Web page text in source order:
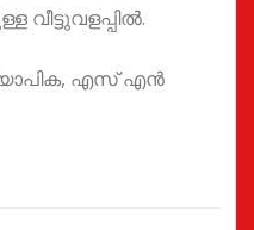
വീട്ടുവളപ്പിൽ.
എസ് എൻ